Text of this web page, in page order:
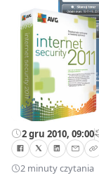
2 gru 2010, 09:00
2 minuty czytania